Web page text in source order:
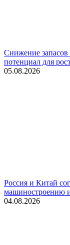
Снижение запасов
потенциал для
05.08.2026
Россия и Китай
машиностроению
04.08.2026